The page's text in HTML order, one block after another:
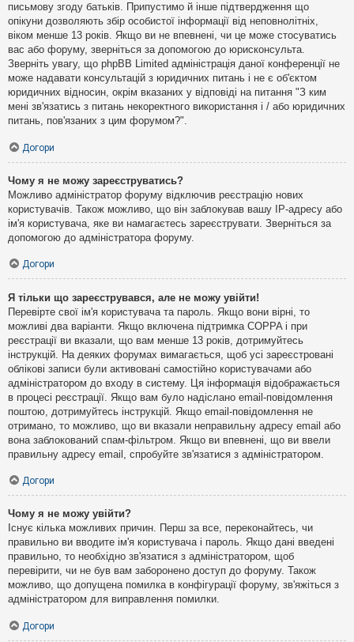
письмову згоду батьків. Припустимо й інше підтвердження що
опікуни дозволяють збір особистої інформації від неповнолітніх,
віком менше 13 років. Якщо ви не впевнені, чи це може стосуватись
вас або форуму, зверніться за допомогою до юрисконсульта.
Зверніть увагу, що phpBB Limited адміністрація даної конференції не
може надавати консультацій з юридичних питань і не є об'єктом
юридичних відносин, окрім вказаних у відповіді на питання "З ким
мені зв'язатись з питань некоректного використання і / або юридичних
питань, пов'язаних з цим форумом?".
Догори
Чому я не можу зареєструватись?
Можливо адміністратор форуму відключив реєстрацію нових
користувачів. Також можливо, що він заблокував вашу IP-адресу або
ім'я користувача, яке ви намагаєтесь зареєструвати. Зверніться за
допомогою до адміністратора форуму.
Догори
Я тільки що зареєструвався, але не можу увійти!
Перевірте свої ім'я користувача та пароль. Якщо вони вірні, то
можливі два варіанти. Якщо включена підтримка COPPA і при
реєстрації ви вказали, що вам менше 13 років, дотримуйтесь
інструкцій. На деяких форумах вимагається, щоб усі зареєстровані
облікові записи були активовані самостійно користувачами або
адміністратором до входу в систему. Ця інформація відображається
в процесі реєстрації. Якщо вам було надіслано email-повідомлення
поштою, дотримуйтесь інструкцій. Якщо email-повідомлення не
отримано, то можливо, що ви вказали неправильну адресу email або
вона заблокований спам-фільтром. Якщо ви впевнені, що ви ввели
правильну адресу email, спробуйте зв'язатися з адміністратором.
Догори
Чому я не можу увійти?
Існує кілька можливих причин. Перш за все, переконайтесь, чи
правильно ви вводите ім'я користувача і пароль. Якщо дані введені
правильно, то необхідно зв'язатися з адміністратором, щоб
перевірити, чи не був вам заборонено доступ до форуму. Також
можливо, що допущена помилка в конфігурації форуму, зв'яжіться з
адміністратором для виправлення помилки.
Догори